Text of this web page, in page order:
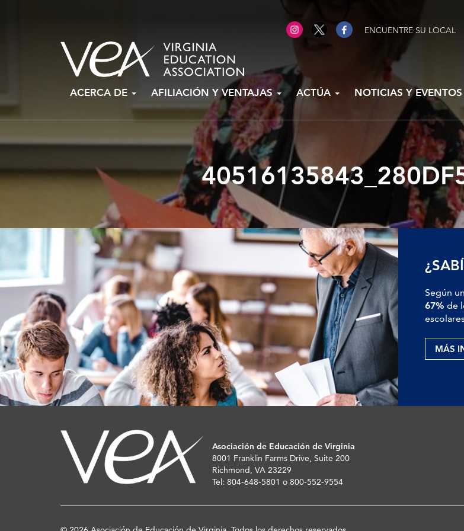
ENCUENTRE SU LOCAL
ACERCA DE AFILIACIÓN Y VENTAJAS ACTÚA NOTICIAS Y EVENTOS
Según
67% de
MÁS
Asociación de Educación de Virginia
8001 Franklin Farms Drive, Suite 200
Richmond, VA 23229
Tel: 804-648-5801 o 800-552-9554